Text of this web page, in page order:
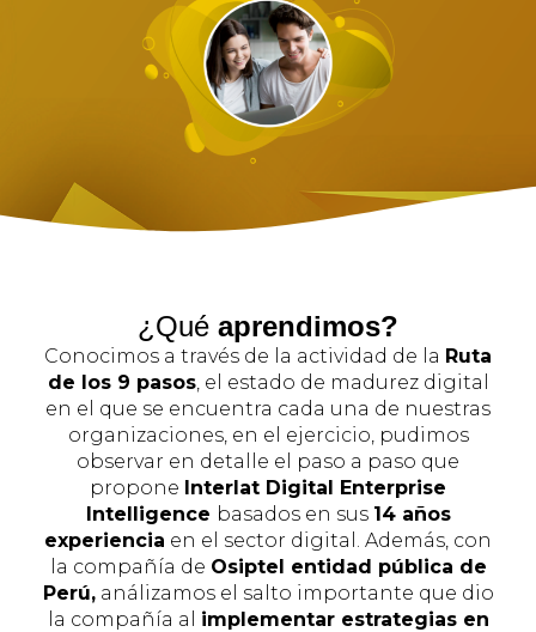
¿Qué aprendimos?
Conocimos a través de la actividad de la Ruta
de los 9 pasos, el estado de madurez digital
en el que se encuentra cada una de nuestras
organizaciones, en el ejercicio, pudimos
observar en detalle el paso a paso que
propone Interlat Digital Enterprise
Intelligence basados en sus 14 años
experiencia en el sector digital. Además, con
la compañía de Osiptel entidad pública de
Perú,análizamos el salto importante que dio
la compañía al implementar estrategias en